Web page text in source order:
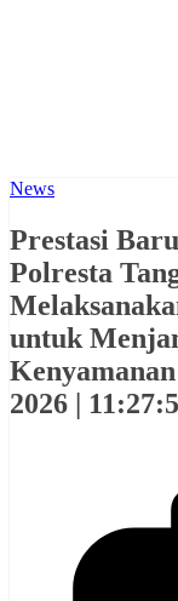
News
Prestasi
Polresta
untuk
2026 |